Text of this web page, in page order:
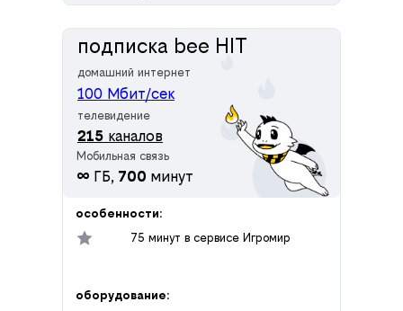
подписка bee HIT
домашний интернет
телевидение
Мобильная связь
100 Мбит/сек
215 каналов
∞ ГБ, 700 минут
75 минут в сервисе Игромир
оборудование:
особенности: